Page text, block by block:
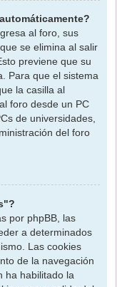
al foro, sus
se elimina al salir
previene que su
Para que el sistema
la casilla al
foro desde un PC
de universidades,
del foro
por phpBB, las
a determinados
Las cookies
de la navegación
ha habilitado la